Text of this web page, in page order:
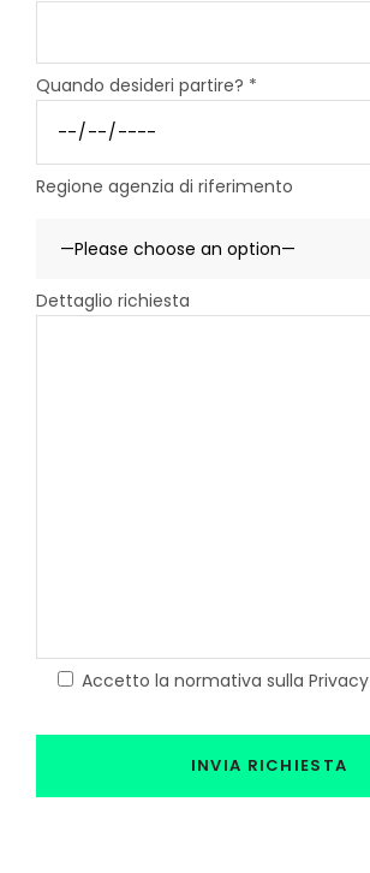
Quando desideri partire? *
Regione agenzia di riferimento
Dettaglio richiesta
Accetto la normativa sulla Privacy